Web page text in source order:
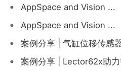
• AppSpace and Vision ...
• AppSpace and Vision ...
• 案例分享 | 气缸位移传感
• 案例分享 | Lector62x助